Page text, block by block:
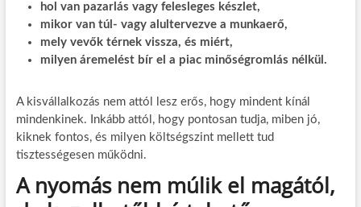
hol van pazarlás vagy felesleges készlet,
mikor van túl- vagy alultervezve a munkaerő,
mely vevők térnek vissza, és miért,
milyen áremelést bír el a piac minőségromlás nélkül.
A kisvállalkozás nem attól lesz erős, hogy mindent kínál
mindenkinek. Inkább attól, hogy pontosan tudja, miben jó,
kiknek fontos, és milyen költségszint mellett tud
tisztességesen működni.
A nyomás nem múlik el magától,